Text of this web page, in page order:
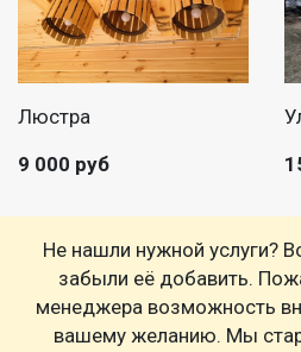
Люстра
9 000 руб
Не нашли нужной услуги?
забыли её добавить.
менеджера возможность
вашему желанию. Мы